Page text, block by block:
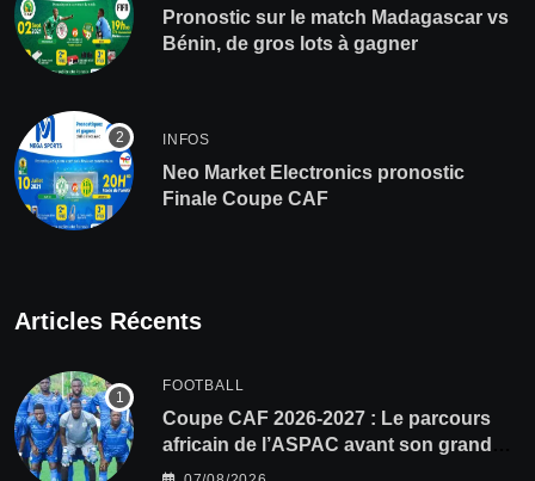
Pronostic sur le match Madagascar vs
Bénin, de gros lots à gagner
INFOS
Neo Market Electronics pronostic
Finale Coupe CAF
Articles Récents
FOOTBALL
Coupe CAF 2026-2027 : Le parcours
africain de l’ASPAC avant son grand
retour